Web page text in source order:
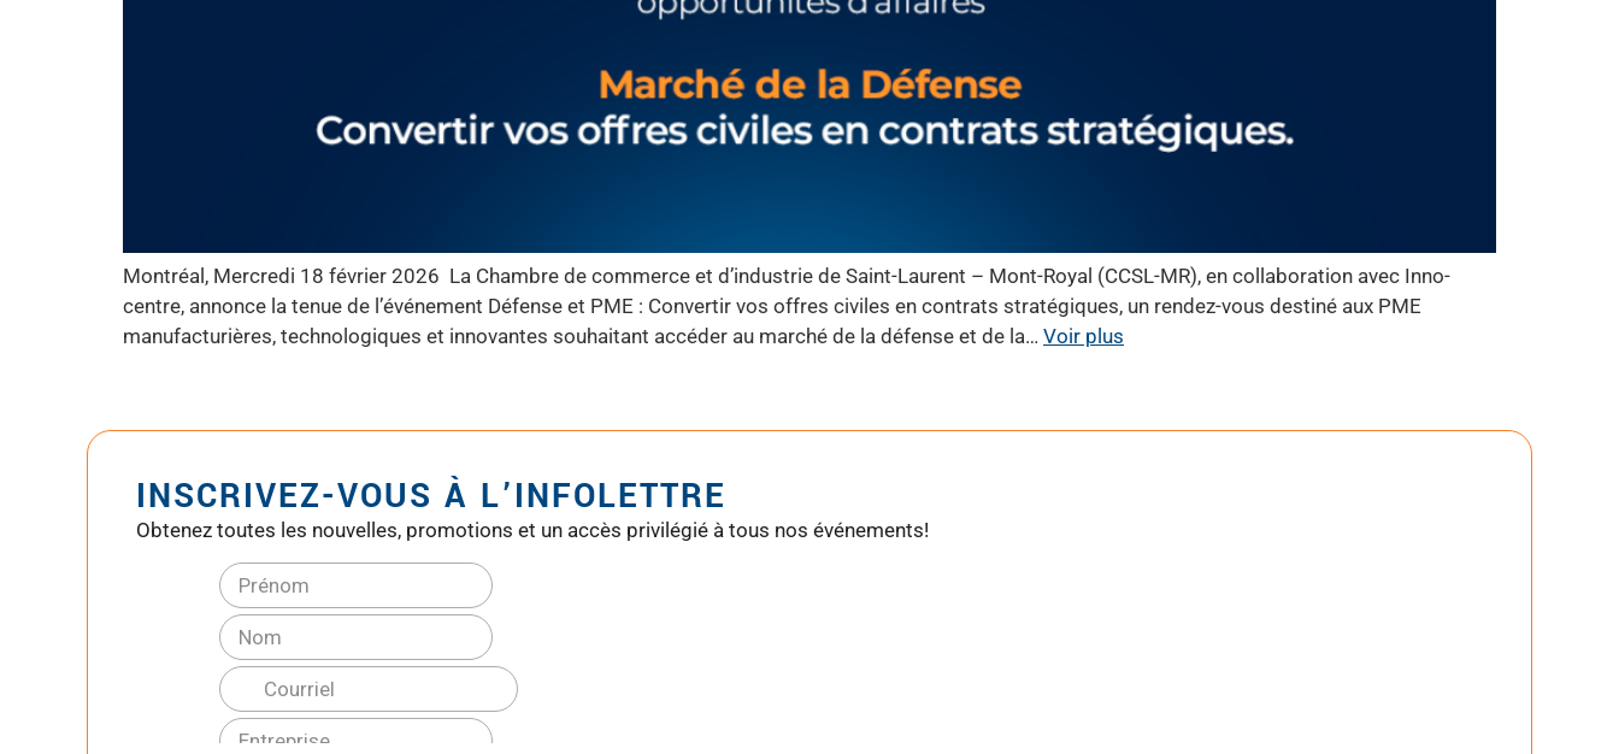
Montréal, Mercredi 18 février 2026 La Chambre de commerce et d’industrie de Saint-Laurent – Mont-Royal (CCSL-MR), en collaboration avec Inno-
centre, annonce la tenue de l’événement Défense et PME : Convertir vos offres civiles en contrats stratégiques, un rendez-vous destiné aux PME
manufacturières, technologiques et innovantes souhaitant accéder au marché de la défense et de la… Voir plus
INSCRIVEZ-VOUS À L’INFOLETTRE
Obtenez toutes les nouvelles, promotions et un accès privilégié à tous nos événements!